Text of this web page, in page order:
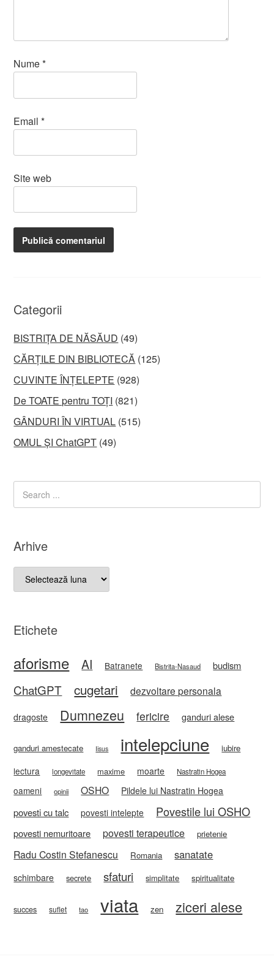
Nume*
Email*
Site web
Categorii
BISTRIȚA DE NĂSĂUD (49)
CĂRȚILE DIN BIBLIOTECĂ (125)
CUVINTE ÎNȚELEPTE (928)
De TOATE pentru TOȚI (821)
GÂNDURI ÎN VIRTUAL (515)
OMUL ȘI ChatGPT (49)
Arhive
Arhive
Etichete
aforisme AI Batranete Bistrita-Nasaud budism
ChatGPT cugetari dezvoltare personala
dragoste Dumnezeu fericire ganduri alese
ganduri amestecate Iisus intelepciune iubire
lectura longevitate maxime moarte Nastratin Hogea
oameni opinii OSHO Pildele lui Nastratin Hogea
povesti cu talc povesti intelepte Povestile lui OSHO
povesti nemuritoare povesti terapeutice prietenie
Radu Costin Stefanescu Romania sanatate
schimbare secrete sfaturi simplitate spiritualitate
succes suflet tao viata zen ziceri alese